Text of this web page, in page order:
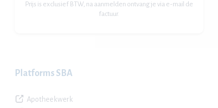
Prijs is exclusief BTW, na aanmelden ontvang je via e-mail de
factuur.
Platforms SBA
Apotheekwerk